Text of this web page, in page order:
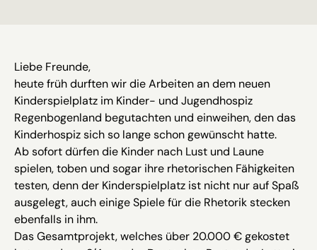
Liebe Freunde,
heute früh durften wir die Arbeiten an dem neuen
Kinderspielplatz im Kinder- und Jugendhospiz
Regenbogenland begutachten und einweihen, den das
Kinderhospiz sich so lange schon gewünscht hatte.
Ab sofort dürfen die Kinder nach Lust und Laune
spielen, toben und sogar ihre rhetorischen Fähigkeiten
testen, denn der Kinderspielplatz ist nicht nur auf Spaß
ausgelegt, auch einige Spiele für die Rhetorik stecken
ebenfalls in ihm.
Das Gesamtprojekt, welches über 20.000 € gekostet